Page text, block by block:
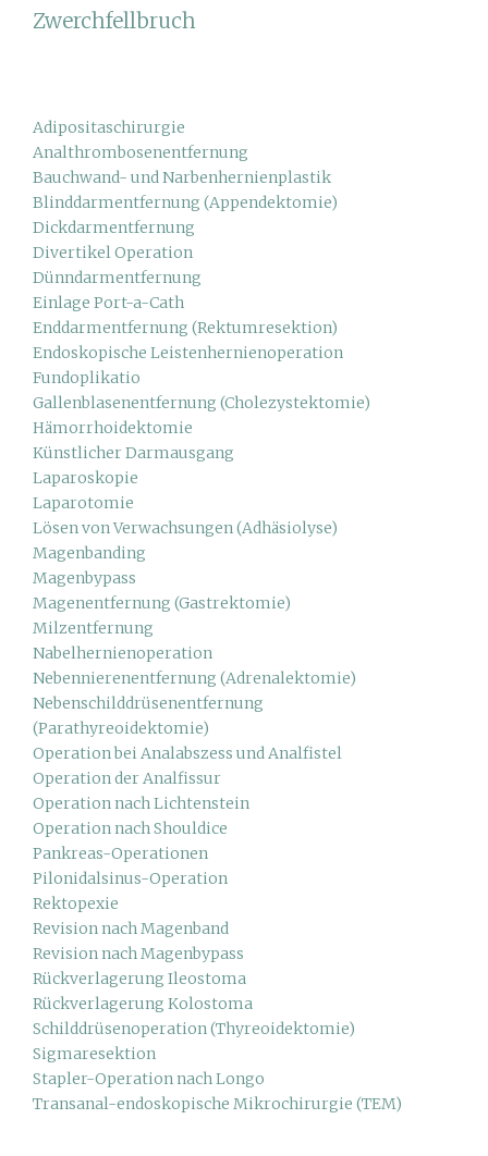
Zwerchfellbruch
Adipositaschirurgie
Analthrombosenentfernung
Bauchwand- und Narbenhernienplastik
Blinddarmentfernung (Appendektomie)
Dickdarmentfernung
Divertikel Operation
Dünndarmentfernung
Einlage Port-a-Cath
Enddarmentfernung (Rektumresektion)
Endoskopische Leistenhernienoperation
Fundoplikatio
Gallenblasenentfernung (Cholezystektomie)
Hämorrhoidektomie
Künstlicher Darmausgang
Laparoskopie
Laparotomie
Lösen von Verwachsungen (Adhäsiolyse)
Magenbanding
Magenbypass
Magenentfernung (Gastrektomie)
Milzentfernung
Nabelhernienoperation
Nebennierenentfernung (Adrenalektomie)
Nebenschilddrüsenentfernung
(Parathyreoidektomie)
Operation bei Analabszess und Analfistel
Operation der Analfissur
Operation nach Lichtenstein
Operation nach Shouldice
Pankreas-Operationen
Pilonidalsinus-Operation
Rektopexie
Revision nach Magenband
Revision nach Magenbypass
Rückverlagerung Ileostoma
Rückverlagerung Kolostoma
Schilddrüsenoperation (Thyreoidektomie)
Sigmaresektion
Stapler-Operation nach Longo
Transanal-endoskopische Mikrochirurgie (TEM)